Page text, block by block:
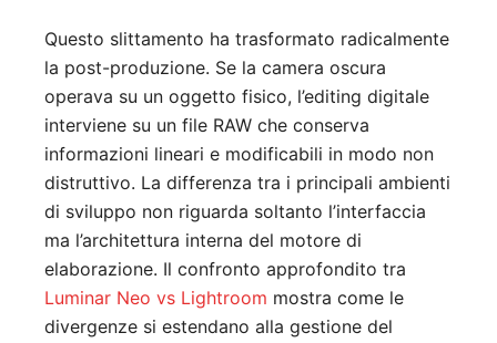
Questo slittamento ha trasformato radicalmente
la post-produzione. Se la camera oscura
operava su un oggetto fisico, l’editing digitale
interviene su un file RAW che conserva
informazioni lineari e modificabili in modo non
distruttivo. La differenza tra i principali ambienti
di sviluppo non riguarda soltanto l’interfaccia
ma l’architettura interna del motore di
elaborazione. Il confronto approfondito tra
Luminar Neo vs Lightroom mostra come le
divergenze si estendano alla gestione del